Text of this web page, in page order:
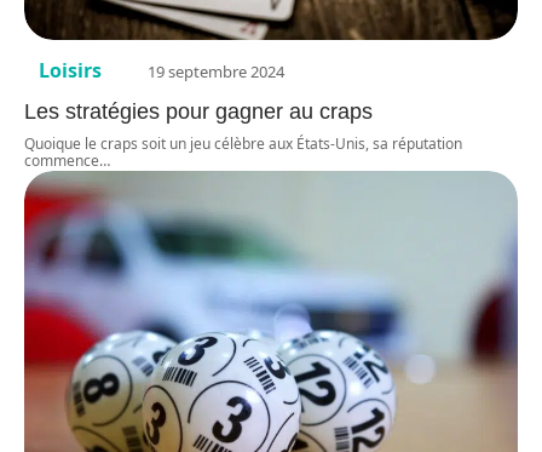
Loisirs 19 septembre 2024
Les stratégies pour gagner au craps
Quoique le craps soit un jeu célèbre aux États-Unis, sa réputation
commence…